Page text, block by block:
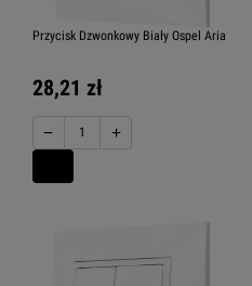
Przycisk Dzwonkowy Biały Ospel Aria
28,21 zł
− +